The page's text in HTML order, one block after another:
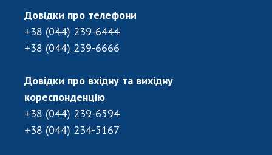
КАБІНЕТ
Довідки про телефони
+38 (044) 239-6444
+38 (044) 239-6666
Довідки про вхідну та вихідну
кореспонденцію
+38 (044) 239-6594
+38 (044) 234-5167